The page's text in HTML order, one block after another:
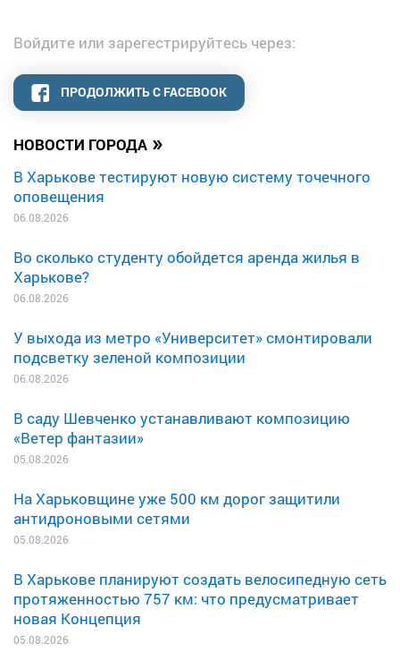
НОВОСТИ ГОРОДА »
В Харькове тестируют новую систему точечного
оповещения
06.08.2026
Во сколько студенту обойдется аренда жилья в
Харькове?
06.08.2026
У выхода из метро «Университет» смонтировали
подсветку зеленой композиции
06.08.2026
В саду Шевченко устанавливают композицию
«Ветер фантазии»
05.08.2026
На Харьковщине уже 500 км дорог защитили
антидроновыми сетями
05.08.2026
В Харькове планируют создать велосипедную сеть
протяженностью 757 км: что предусматривает
новая Концепция
05.08.2026
Войдите или зарегестрируйтесь через:
ПРОДОЛЖИТЬ С FACEBOOK